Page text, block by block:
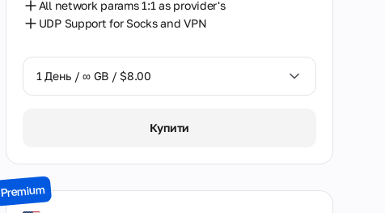
All network params 1:1 as provider's
UDP Support for Socks and VPN
1 День / ∞ GB / $8.00
3 Дні / ∞ GB / $21.00
Купити
Premium